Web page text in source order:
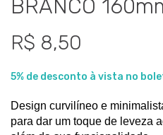
BRANCO
R$ 8,50
5% de desconto à vista no
Design curvilíneo e
para dar um toque de leveza